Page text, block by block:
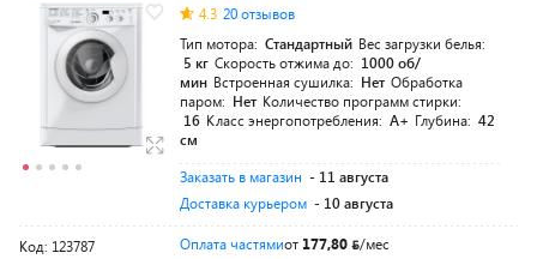
4.3 20 отзывов
Тип мотора: Стандартный Вес загрузки белья:
5 кг Скорость отжима до: 1000 об/
мин Встроенная сушилка: Нет Обработка
паром: Нет Количество программ стирки:
16 Класс энергопотребления: A+ Глубина: 42
см
Заказать в магазин - 11 августа
Доставка курьером - 10 августа
Код: 123787 Оплата частямиот 177,80
/мес